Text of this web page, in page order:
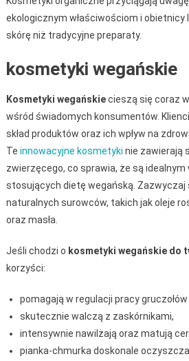
ekologicznym właściwościom i obietnicy
skórę niż tradycyjne preparaty.
kosmetyki wegańskie
Kosmetyki wegańskiecieszą się coraz
wśród świadomych konsumentów.
skład produktów oraz ich wpływ na
Te innowacyjne kosmetyki nie zawierają
zwierzęcego, co sprawia, że są idealnym
stosujących dietę wegańską. Zazwyczaj
naturalnych surowców, takich jak oleje
oraz masła.
Jeśli chodzi o kosmetyki wegańskie do
korzyści:
pomagają w regulacji pracy gruczołów
skutecznie walczą z zaskórnikami,
intensywnie nawilżają oraz matują
pianka-chmurka doskonale